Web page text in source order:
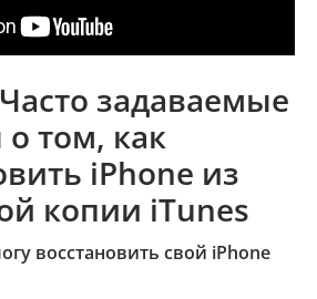
задаваемые
том, как
iPhone из
копии iTunes
восстановить свой iPhone